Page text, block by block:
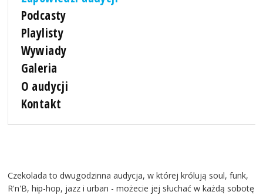
Podcasty
Playlisty
Wywiady
Galeria
O audycji
Kontakt
Czekolada to dwugodzinna audycja, w której królują soul, funk,
R'n'B, hip-hop, jazz i urban - możecie jej słuchać w każdą sobotę